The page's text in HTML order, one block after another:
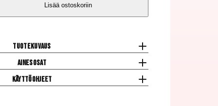
Lisää ostoskoriin
Tuotekuvaus
Ainesosat
Käyttöohjeet